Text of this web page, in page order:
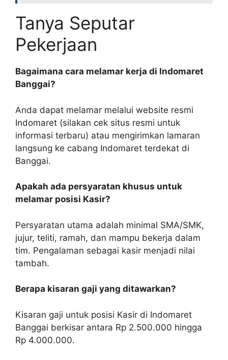
Tanya Seputar
Pekerjaan
Bagaimana cara melamar kerja di Indomaret
Banggai?
Anda dapat melamar melalui website resmi
Indomaret (silakan cek situs resmi untuk
informasi terbaru) atau mengirimkan lamaran
langsung ke cabang Indomaret terdekat di
Banggai.
Apakah ada persyaratan khusus untuk
melamar posisi Kasir?
Persyaratan utama adalah minimal SMA/SMK,
jujur, teliti, ramah, dan mampu bekerja dalam
tim. Pengalaman sebagai kasir menjadi nilai
tambah.
Berapa kisaran gaji yang ditawarkan?
Kisaran gaji untuk posisi Kasir di Indomaret
Banggai berkisar antara Rp 2.500.000 hingga
Rp 4.000.000.